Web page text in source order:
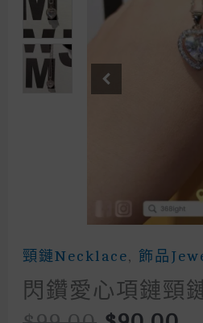
頸鏈Necklace, 飾品
閃鑽愛心項鏈頸